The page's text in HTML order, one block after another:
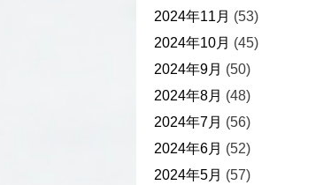
2024年11月 (53)
2024年10月 (45)
2024年9月 (50)
2024年8月 (48)
2024年7月 (56)
2024年6月 (52)
2024年5月 (57)